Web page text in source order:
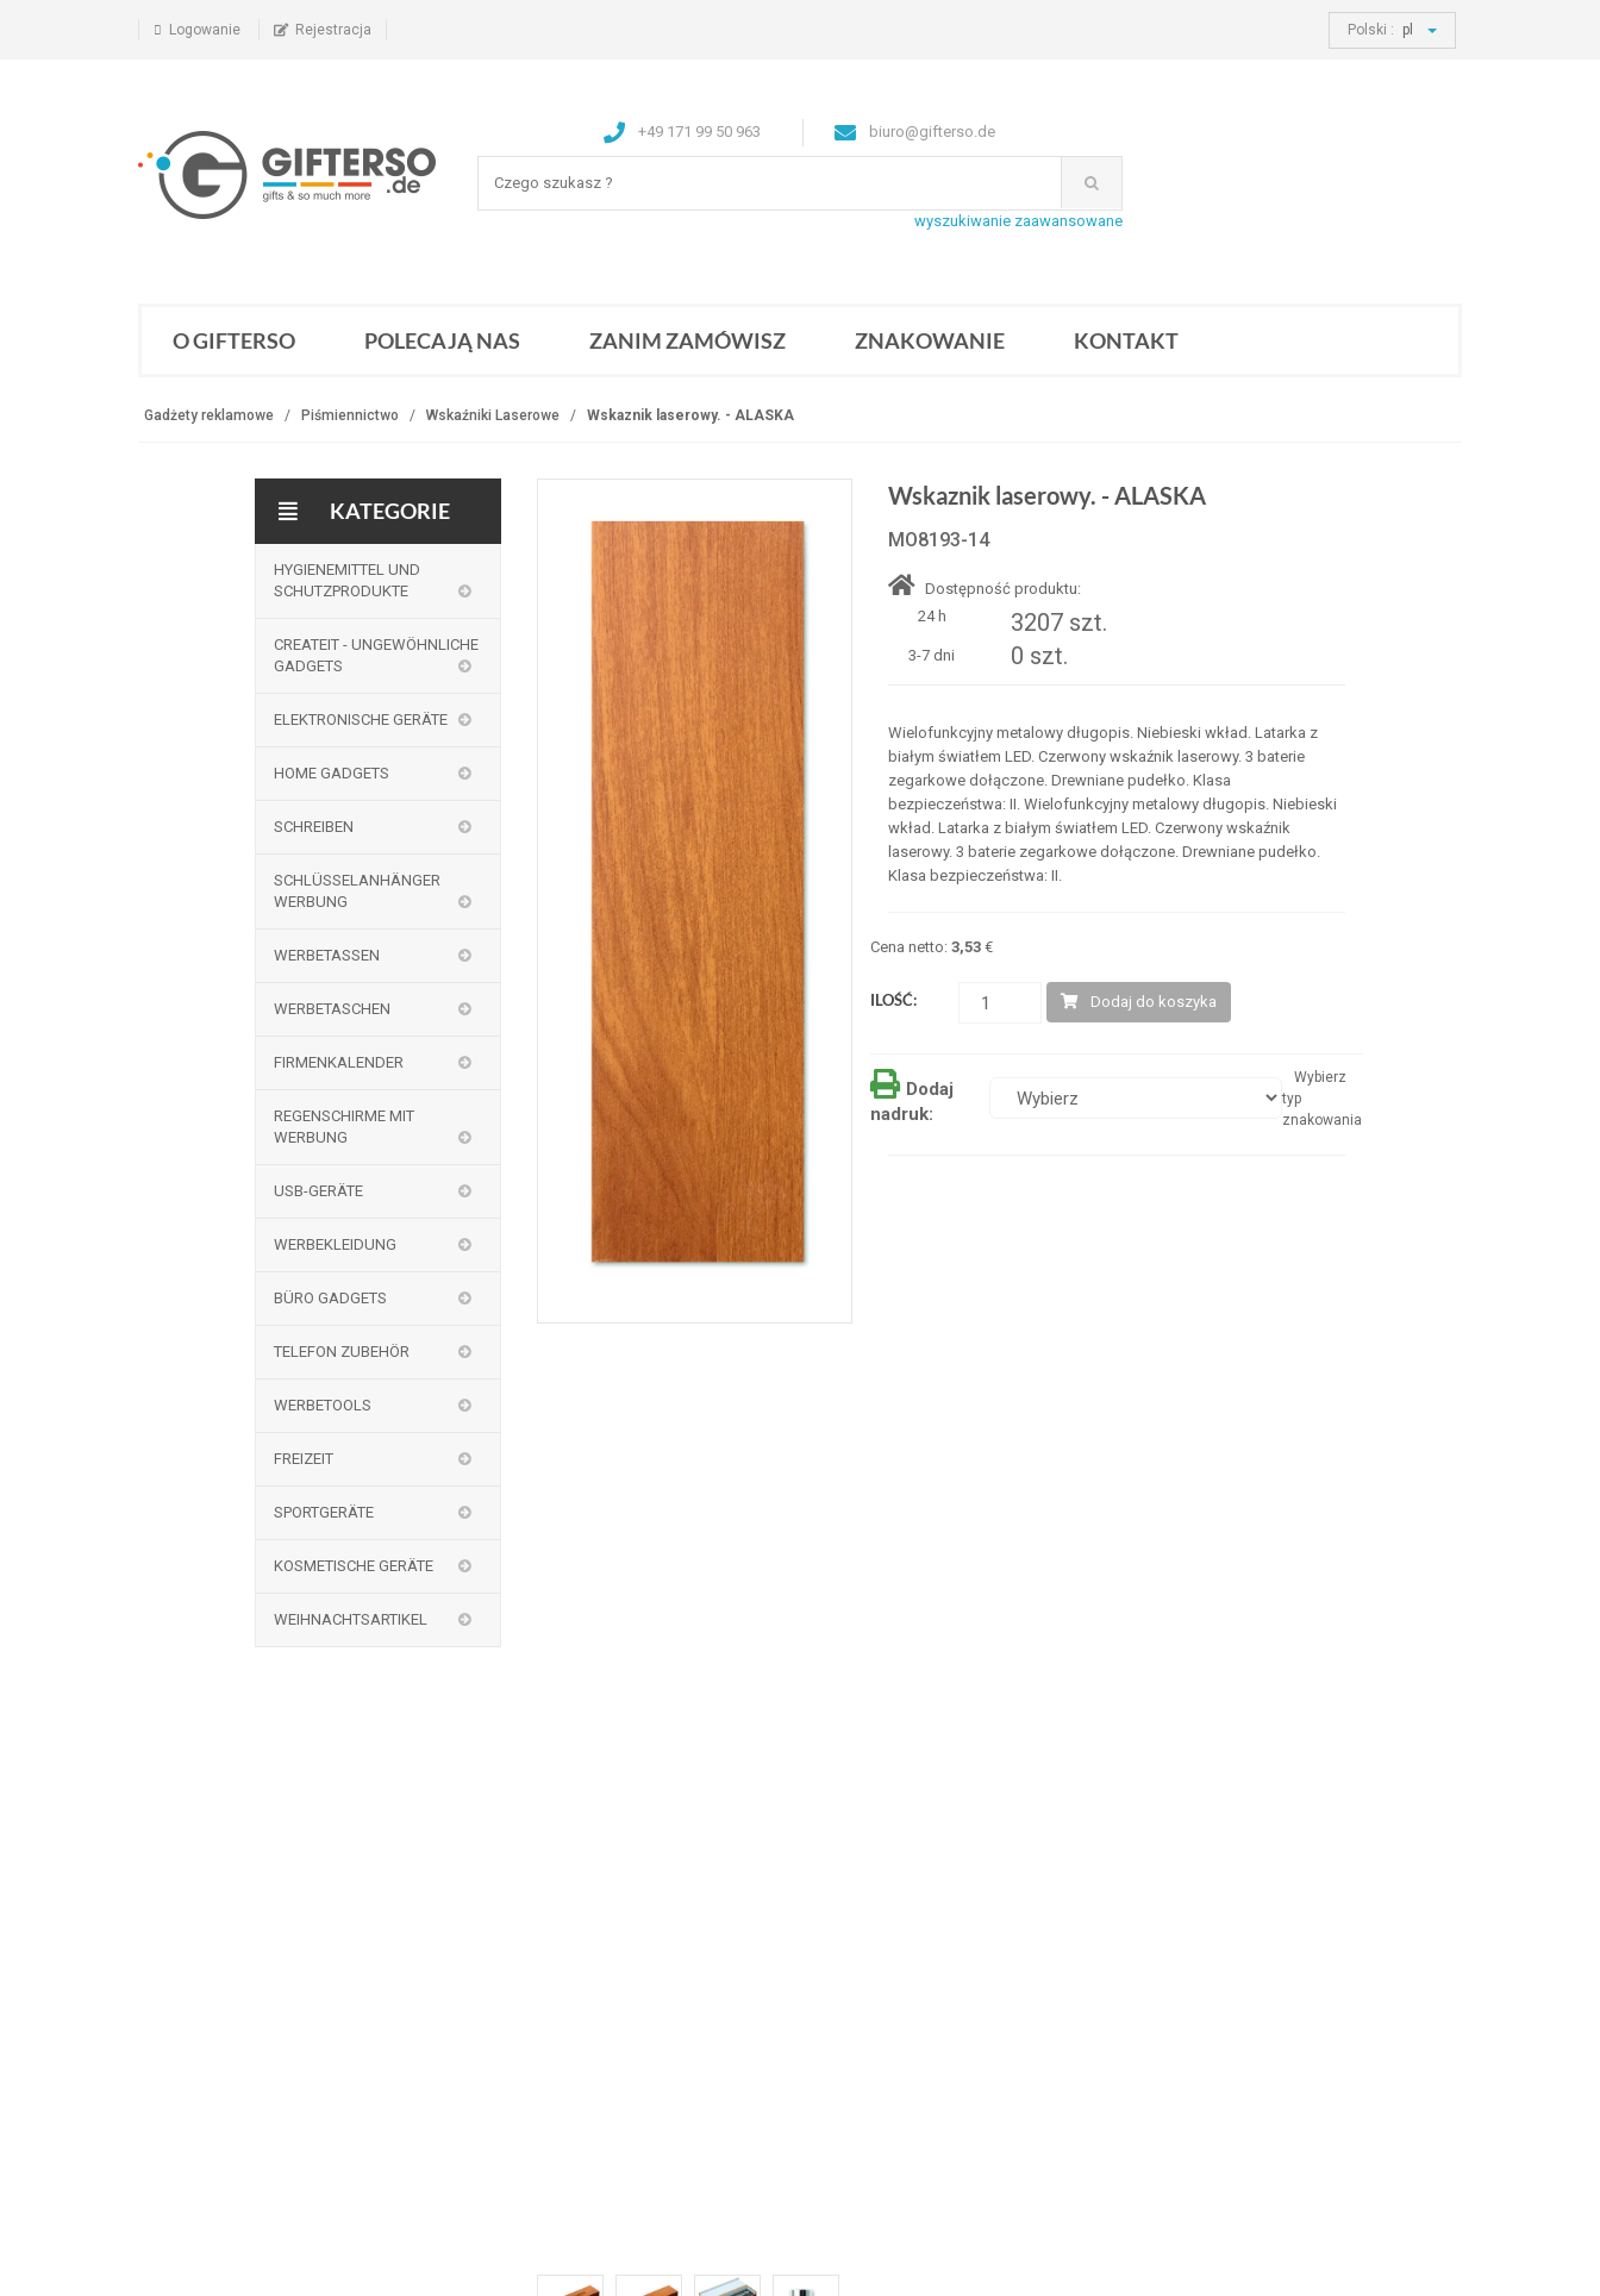
Logowanie Rejestracja Polski : pl
+49 171 99 50 963 biuro@gifterso.de
wyszukiwanie zaawansowane
O GIFTERSO POLECAJĄ NAS ZANIM ZAMÓWISZ ZNAKOWANIE KONTAKT
Gadżety reklamowe Piśmiennictwo Wskaźniki Laserowe Wskaznik laserowy. - ALASKA
KATEGORIE
HYGIENEMITTEL UND
SCHUTZPRODUKTE
CREATEIT - UNGEWÖHNLICHE
GADGETS
ELEKTRONISCHE GERÄTE
HOME GADGETS
SCHREIBEN
SCHLÜSSELANHÄNGER
WERBUNG
WERBETASSEN
WERBETASCHEN
FIRMENKALENDER
REGENSCHIRME MIT
WERBUNG
USB-GERÄTE
WERBEKLEIDUNG
BÜRO GADGETS
TELEFON ZUBEHÖR
WERBETOOLS
FREIZEIT
SPORTGERÄTE
KOSMETISCHE GERÄTE
WEIHNACHTSARTIKEL
Wskaznik laserowy. - ALASKA
MO8193-14
Dostępność produktu:
24 h
3207 szt.
3-7 dni 0 szt.
Wielofunkcyjny metalowy długopis. Niebieski wkład. Latarka z
białym światłem LED. Czerwony wskaźnik laserowy. 3 baterie
zegarkowe dołączone. Drewniane pudełko. Klasa
bezpieczeństwa: II. Wielofunkcyjny metalowy długopis. Niebieski
wkład. Latarka z białym światłem LED. Czerwony wskaźnik
laserowy. 3 baterie zegarkowe dołączone. Drewniane pudełko.
Klasa bezpieczeństwa: II.
Cena netto:3,53 €
ILOŚĆ: Dodaj do koszyka
Dodaj
nadruk:
Wybierz
typ
znakowania